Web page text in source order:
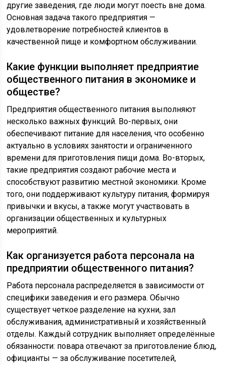
другие заведения, где люди могут поесть вне дома.
Основная задача такого предприятия —
удовлетворение потребностей клиентов в
качественной пище и комфортном обслуживании.
Какие функции выполняет предприятие
общественного питания в экономике и
обществе?
Предприятия общественного питания выполняют
несколько важных функций. Во-первых, они
обеспечивают питание для населения, что особенно
актуально в условиях занятости и ограниченного
времени для приготовления пищи дома. Во-вторых,
такие предприятия создают рабочие места и
способствуют развитию местной экономики. Кроме
того, они поддерживают культуру питания, формируя
привычки и вкусы, а также могут участвовать в
организации общественных и культурных
мероприятий.
Как организуется работа персонала на
предприятии общественного питания?
Работа персонала распределяется в зависимости от
специфики заведения и его размера. Обычно
существует четкое разделение на кухни, зал
обслуживания, административный и хозяйственный
отделы. Каждый сотрудник выполняет определённые
обязанности: повара отвечают за приготовление блюд,
официанты — за обслуживание посетителей,